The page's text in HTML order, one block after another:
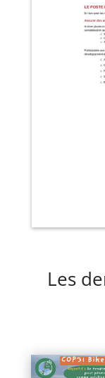
Les